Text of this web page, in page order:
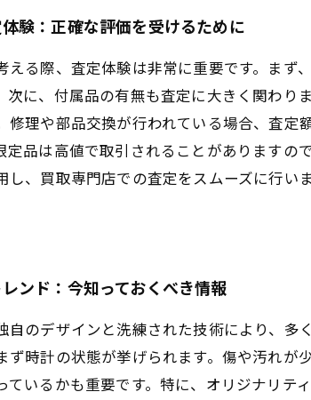
験：正確な評価を受けるために
える際、査定体験は非常に重要です。ま
次に、付属品の有無も査定に大きく関わり
修理や部品交換が行われている場合、査
定品は高値で取引されることがあります
し、買取専門店での査定をスムーズに行
ンド：今知っておくべき情報
自のデザインと洗練された技術により、
ず時計の状態が挙げられます。傷や汚れ
ているかも重要です。特に、オリジナリ